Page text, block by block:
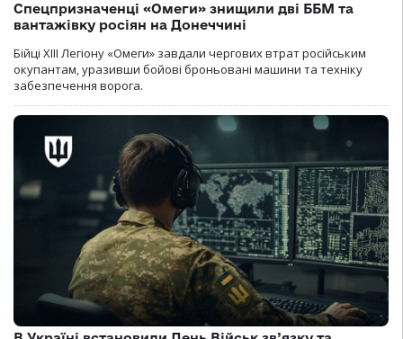
Спецпризначенці «Омеги» знищили дві ББМ та
вантажівку росіян на Донеччині
Бійці ХІІІ Легіону «Омеги» завдали чергових втрат російським
окупантам, уразивши бойові броньовані машини та техніку
забезпечення ворога.